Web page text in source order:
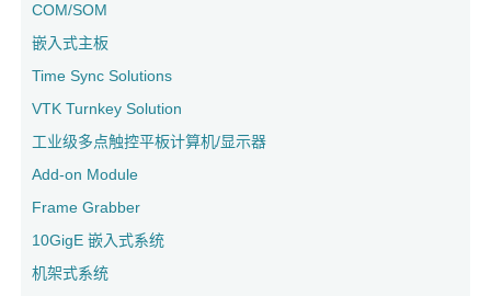
COM/SOM
嵌入式主板
Time Sync Solutions
VTK Turnkey Solution
工业级多点触控平板计算机/显示器
Add-on Module
Frame Grabber
10GigE 嵌入式系统
机架式系统